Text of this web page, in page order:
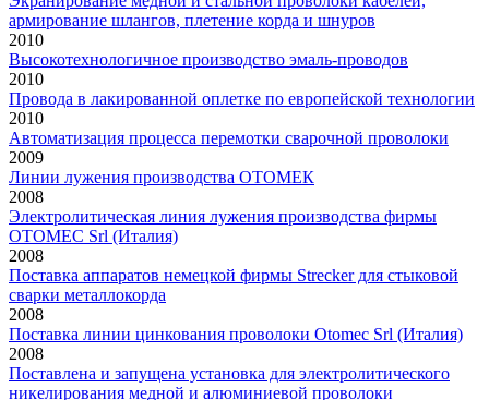
армирование шлангов, плетение корда и шнуров
2010
Высокотехнологичное производство эмаль-проводов
2010
Провода в лакированной оплетке по европейской технологии
2010
Автоматизация процесса перемотки сварочной проволоки
2009
Линии лужения производства ОТОМЕК
2008
Электролитическая линия лужения производства фирмы
OTOMEC Srl (Италия)
2008
Поставка аппаратов немецкой фирмы Strecker для стыковой
сварки металлокорда
2008
Поставка линии цинкования проволоки Otomec Srl (Италия)
2008
Поставлена и запущена установка для электролитического
никелирования медной и алюминиевой проволоки